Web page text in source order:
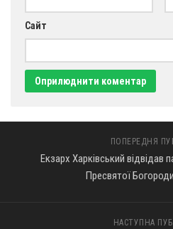
Сайт
ПОПЕРЕДНЯ
Екзарх Харківський
Пресвятої
НАСТУПНА